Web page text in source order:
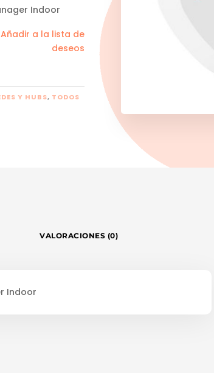
Indoor
Añadir a la lista de
deseos
Y HUBS, TODOS
VALORACIONES (0)
Indoor